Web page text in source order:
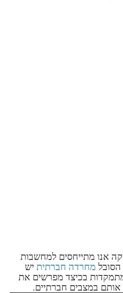
אנו מתייחסים למחשבות
מחרדה חברתית יש
בכיצד מפרשים את
אותם במצבים חברתיים.